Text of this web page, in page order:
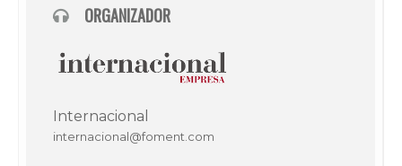
ORGANIZADOR
Internacional
internacional@foment.com